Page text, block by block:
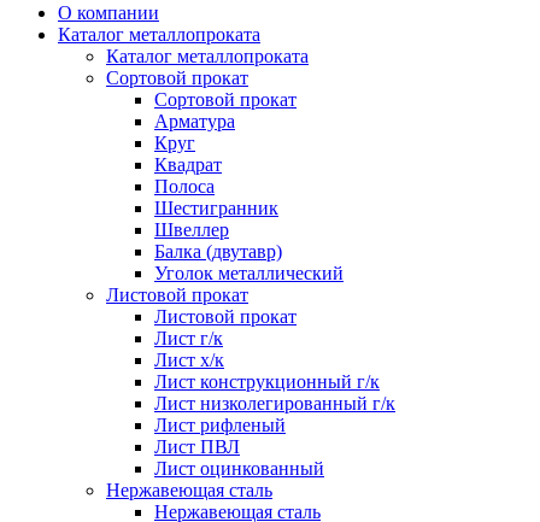
О компании
Каталог металлопроката
Каталог металлопроката
Сортовой прокат
Сортовой прокат
Арматура
Круг
Квадрат
Полоса
Шестигранник
Швеллер
Балка (двутавр)
Уголок металлический
Листовой прокат
Листовой прокат
Лист г/к
Лист х/к
Лист конструкционный г/к
Лист низколегированный г/к
Лист рифленый
Лист ПВЛ
Лист оцинкованный
Нержавеющая сталь
Нержавеющая сталь